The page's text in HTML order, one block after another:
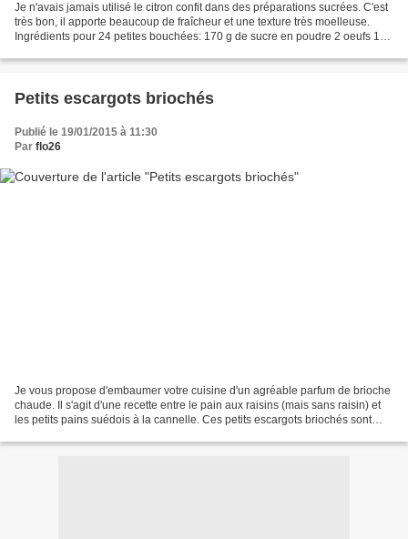
Je n'avais jamais utilisé le citron confit dans des préparations sucrées. C'est
très bon, il apporte beaucoup de fraîcheur et une texture très moelleuse.
Ingrédients pour 24 petites bouchées: 170 g de sucre en poudre 2 oeufs 100
Petits escargots briochés
Publié le 19/01/2015 à 11:30
Par flo26
Je vous propose d'embaumer votre cuisine d'un agréable parfum de brioche
chaude. Il s'agit d'une recette entre le pain aux raisins (mais sans raisin) et
les petits pains suédois à la cannelle. Ces petits escargots briochés sont